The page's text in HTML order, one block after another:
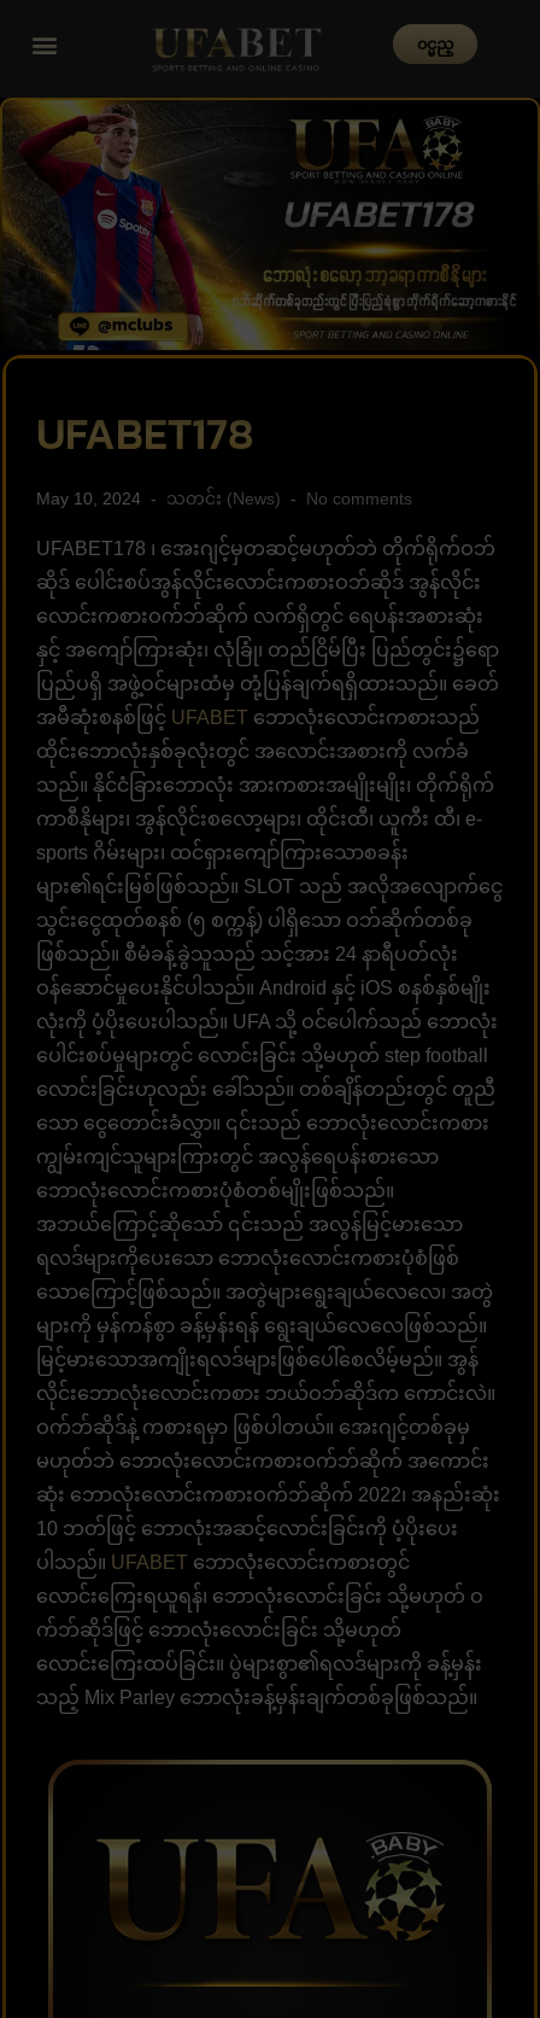
၀င္မည္
UFABET178
May 10, 2024 သတင်း (News) No comments
UFABET178 ၊ အေးဂျင့်မှတဆင့်မဟုတ်ဘဲ တိုက်ရိုက်ဝဘ်
ဆိုဒ် ပေါင်းစပ်အွန်လိုင်းလောင်းကစားဝဘ်ဆိုဒ် အွန်လိုင်း
လောင်းကစားဝက်ဘ်ဆိုက် လက်ရှိတွင် ရေပန်းအစားဆုံး
နှင့် အကျော်ကြားဆုံး၊ လုံခြုံ၊ တည်ငြိမ်ပြီး ပြည်တွင်း၌ရော
ပြည်ပရှိ အဖွဲ့ဝင်များထံမှ တုံ့ပြန်ချက်ရရှိထားသည်။ ခေတ်
အမီဆုံးစနစ်ဖြင့် UFABET ဘောလုံးလောင်းကစားသည်
ထိုင်းဘောလုံးနှစ်ခုလုံးတွင် အလောင်းအစားကို လက်ခံ
သည်။ နိုင်ငံခြားဘောလုံး အားကစားအမျိုးမျိုး၊ တိုက်ရိုက်
ကာစီနိုများ၊ အွန်လိုင်းစလော့များ၊ ထိုင်းထီ၊ ယူကီး ထီ၊ e-
sports ဂိမ်းများ၊ ထင်ရှားကျော်ကြားသောစခန်း
များ၏ရင်းမြစ်ဖြစ်သည်။ SLOT သည် အလိုအလျောက်ငွေ
သွင်းငွေထုတ်စနစ် (၅ စက္ကန့်) ပါရှိသော ဝဘ်ဆိုက်တစ်ခု
ဖြစ်သည်။ စီမံခန့်ခွဲသူသည် သင့်အား 24 နာရီပတ်လုံး
ဝန်ဆောင်မှုပေးနိုင်ပါသည်။ Android နှင့် iOS စနစ်နှစ်မျိုး
လုံးကို ပံ့ပိုးပေးပါသည်။ UFA သို့ ဝင်ပေါက်သည် ဘောလုံး
ပေါင်းစပ်မှုများတွင် လောင်းခြင်း သို့မဟုတ် step football
လောင်းခြင်းဟုလည်း ခေါ်သည်။ တစ်ချိန်တည်းတွင် တူညီ
သော ငွေတောင်းခံလွှာ။ ၎င်းသည် ဘောလုံးလောင်းကစား
ကျွမ်းကျင်သူများကြားတွင် အလွန်ရေပန်းစားသော
ဘောလုံးလောင်းကစားပုံစံတစ်မျိုးဖြစ်သည်။
အဘယ်ကြောင့်ဆိုသော် ၎င်းသည် အလွန်မြင့်မားသော
ရလဒ်များကိုပေးသော ဘောလုံးလောင်းကစားပုံစံဖြစ်
သောကြောင့်ဖြစ်သည်။ အတွဲများရွေးချယ်လေလေ၊ အတွဲ
များကို မှန်ကန်စွာ ခန့်မှန်းရန် ရွေးချယ်လေလေဖြစ်သည်။
မြင့်မားသောအကျိုးရလဒ်များဖြစ်ပေါ်စေလိမ့်မည်။ အွန်
လိုင်းဘောလုံးလောင်းကစား ဘယ်ဝဘ်ဆိုဒ်က ကောင်းလဲ။
ဝက်ဘ်ဆိုဒ်နဲ့ ကစားရမှာ ဖြစ်ပါတယ်။ အေးဂျင့်တစ်ခုမှ
မဟုတ်ဘဲ ဘောလုံးလောင်းကစားဝက်ဘ်ဆိုက် အကောင်း
ဆုံး ဘောလုံးလောင်းကစားဝက်ဘ်ဆိုက် 2022၊ အနည်းဆုံး
10 ဘတ်ဖြင့် ဘောလုံးအဆင့်လောင်းခြင်းကို ပံ့ပိုးပေး
ပါသည်။ UFABET ဘောလုံးလောင်းကစားတွင်
လောင်းကြေးရယူရန်၊ ဘောလုံးလောင်းခြင်း သို့မဟုတ် ဝ
က်ဘ်ဆိုဒ်ဖြင့် ဘောလုံးလောင်းခြင်း သို့မဟုတ်
လောင်းကြေးထပ်ခြင်း။ ပွဲများစွာ၏ရလဒ်များကို ခန့်မှန်း
သည့် Mix Parley ဘောလုံးခန့်မှန်းချက်တစ်ခုဖြစ်သည်။